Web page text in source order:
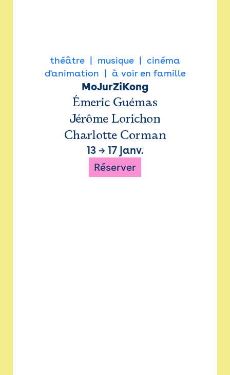
théâtre musique
cinéma
d'animation
à voir en famille
MoJurZiKong
Émeric Guémas
Jérôme Lorichon
Charlotte Corman
13→ 17 janv.
Réserver